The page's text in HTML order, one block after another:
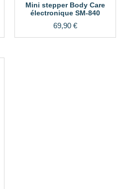
Mini stepper Body Care
électronique SM-840
69,90 €